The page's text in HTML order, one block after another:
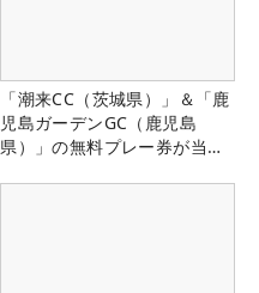
「潮来CC（茨城県）」＆「鹿
児島ガーデンGC（鹿児島
県）」の無料プレー券が当た